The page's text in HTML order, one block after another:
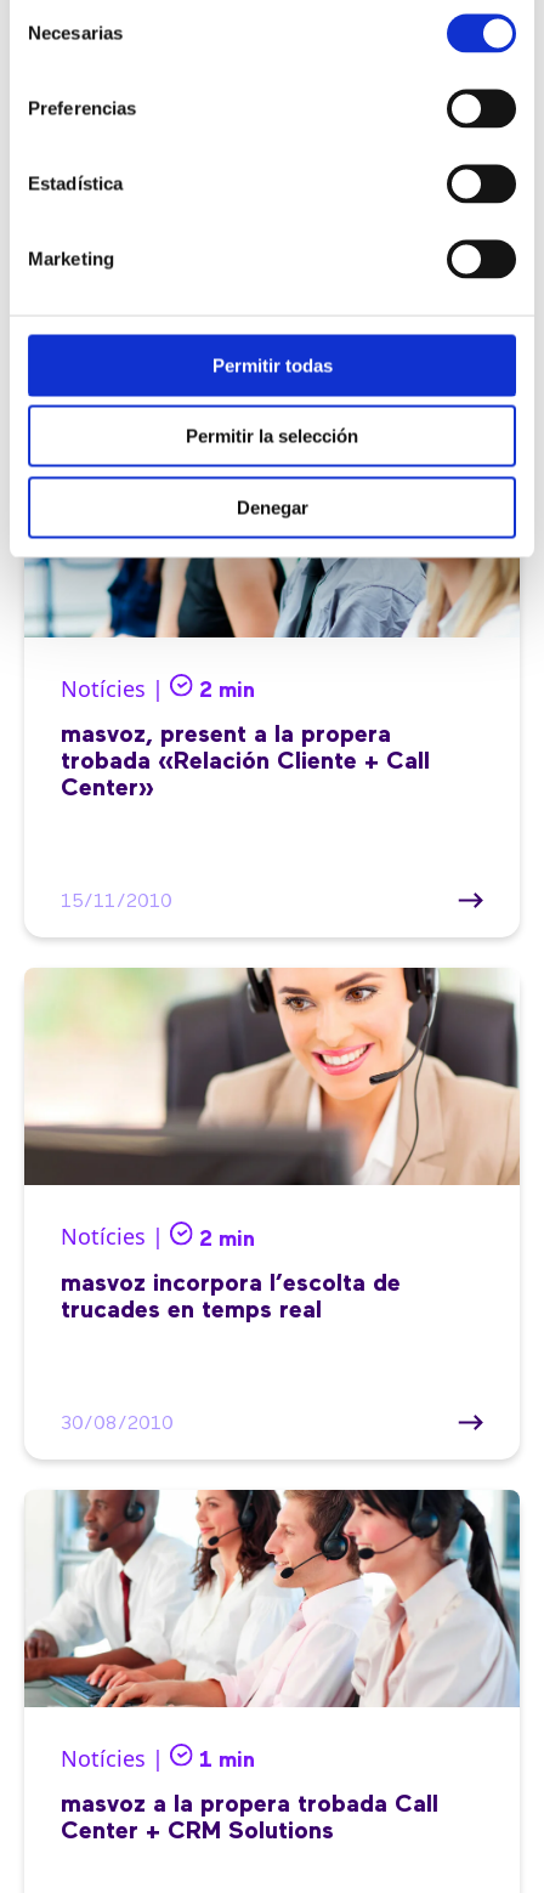
Necesarias
Preferencias
Estadística
Marketing
Permitir todas
Permitir la selección
Denegar
Notícies | 2 min
masvoz, present a la propera
trobada «Relación Cliente + Call
Center»
15/11/2010
Notícies | 2 min
masvoz incorpora l’escolta de
trucades en temps real
30/08/2010
Notícies | 1 min
masvoz a la propera trobada Call
Center + CRM Solutions